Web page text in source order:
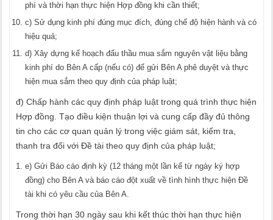
phí và thời hạn thực hiện Hợp đồng khi cần thiết;
c) Sử dụng kinh phí đúng mục đích, đúng chế độ hiện hành và có
hiệu quả;
d) Xây dựng kế hoạch đấu thầu mua sắm nguyên vật liệu bằng
kinh phí do Bên A cấp (nếu có) để gửi Bên A phê duyệt và thực
hiện mua sắm theo quy định của pháp luật;
đ) Chấp hành các quy định pháp luật trong quá trình thực hiện
Hợp đồng. Tạo điều kiện thuận lợi và cung cấp đầy đủ thông
tin cho các cơ quan quản lý trong việc giám sát, kiểm tra,
thanh tra đối với Đề tài theo quy định của pháp luật;
e) Gửi Báo cáo định kỳ (12 tháng một lần kể từ ngày ký hợp
đồng) cho Bên A và báo cáo đột xuất về tình hình thực hiện Đề
tài khi có yêu cầu của Bên A.
Trong thời hạn 30 ngày sau khi kết thúc thời hạn thực hiện